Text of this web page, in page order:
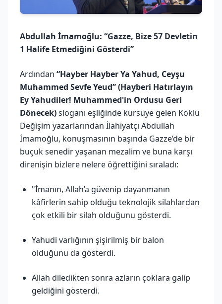
Abdullah İmamoğlu: “Gazze, Bize 57 Devletin
1 Halife Etmediğini Gösterdi”
Ardından “Hayber Hayber Ya Yahud, Ceyşu
Muhammed Sevfe Yeud” (Hayberi Hatırlayın
Ey Yahudiler! Muhammed'in Ordusu Geri
Dönecek)sloganı eşliğinde kürsüye gelen Köklü
Değişim yazarlarından İlahiyatçı Abdullah
İmamoğlu, konuşmasının başında Gazze’de bir
buçuk senedir yaşanan mezalim ve buna karşı
direnişin bizlere nelere öğrettiğini sıraladı:
"İmanın, Allah’a güvenip dayanmanın
kâfirlerin sahip olduğu teknolojik silahlardan
çok etkili bir silah olduğunu gösterdi.
Yahudi varlığının şişirilmiş bir balon
olduğunu da gösterdi.
Allah diledikten sonra azların çoklara galip
geldiğini gösterdi.